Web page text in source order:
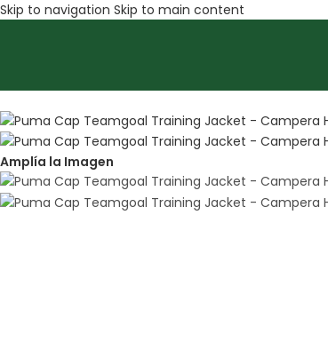
Skip to navigation Skip to main content
Amplía la Imagen